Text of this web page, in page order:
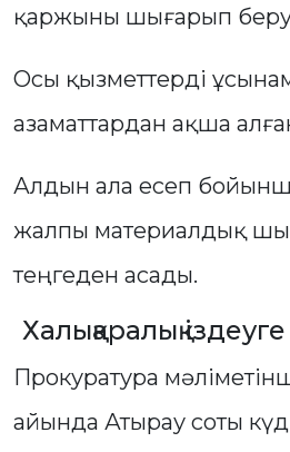
қаржыны шығарып
Осы қызметтерді
азаматтардан ақша
Алдын ала есеп
жалпы материалдық
теңгеден асады.
Халықаралық
Прокуратура
айында Атырау соты